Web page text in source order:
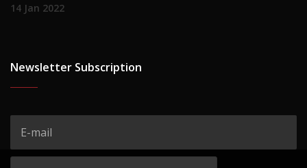
14 Jan 2022
Newsletter Subscription